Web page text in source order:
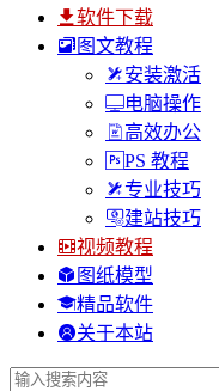
软件下载
图文教程
安装激活
电脑操作
高效办公
PS 教程
专业技巧
建站技巧
视频教程
图纸模型
精品软件
关于本站